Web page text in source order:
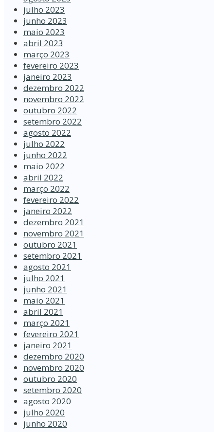
julho 2023
junho 2023
maio 2023
abril 2023
março 2023
fevereiro 2023
janeiro 2023
dezembro 2022
novembro 2022
outubro 2022
setembro 2022
agosto 2022
julho 2022
junho 2022
maio 2022
abril 2022
março 2022
fevereiro 2022
janeiro 2022
dezembro 2021
novembro 2021
outubro 2021
setembro 2021
agosto 2021
julho 2021
junho 2021
maio 2021
abril 2021
março 2021
fevereiro 2021
janeiro 2021
dezembro 2020
novembro 2020
outubro 2020
setembro 2020
agosto 2020
julho 2020
junho 2020